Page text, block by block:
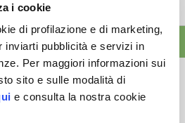
i cookie
di profilazione e di marketing,
inviarti pubblicità e servizi in
Per maggiori informazioni sui
sito e sulle modalità di
e consulta la nostra cookie
r...
NEWS